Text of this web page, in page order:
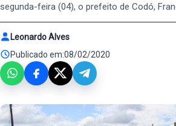
segunda-feira (04), o prefeito de Codó,
Leonardo Alves
Publicado em:08/02/2020